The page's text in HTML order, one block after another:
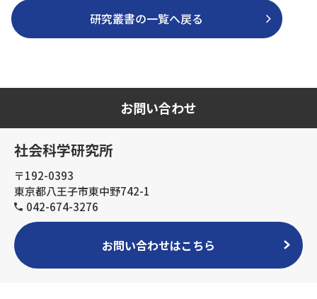
研究叢書の一覧へ戻る
お問い合わせ
社会科学研究所
〒192-0393
東京都八王子市東中野742-1
042-674-3276
お問い合わせはこちら